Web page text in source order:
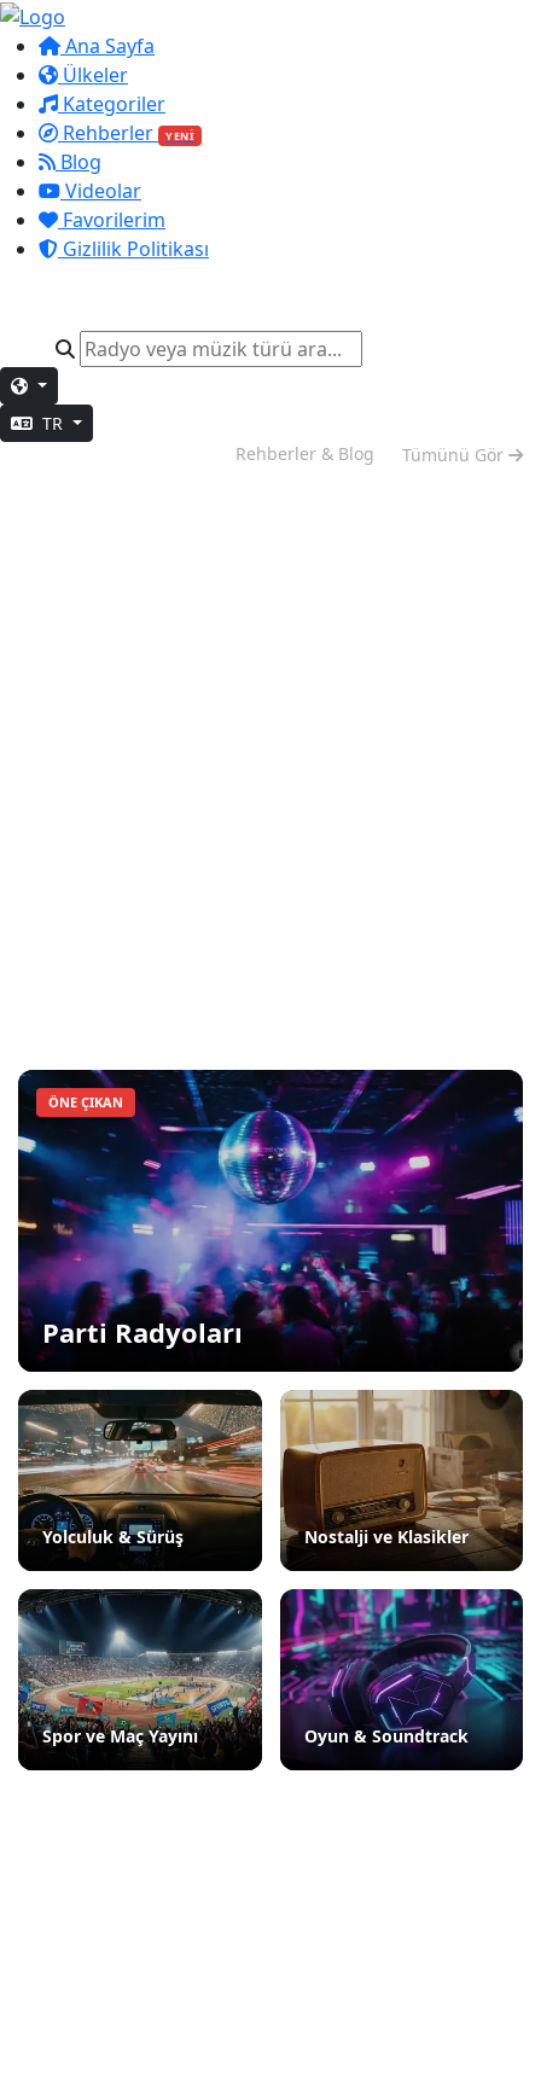
Ana Sayfa
Ülkeler
Kategoriler
Rehberler
YENİ
Blog
Videolar
Favorilerim
Gizlilik Politikası
TR
Rehberler & Blog Tümünü Gör
ÖNE ÇIKAN
Parti Radyoları
Yolculuk & Sürüş Nostalji ve Klasikler
Spor ve Maç Yayını Oyun & Soundtrack